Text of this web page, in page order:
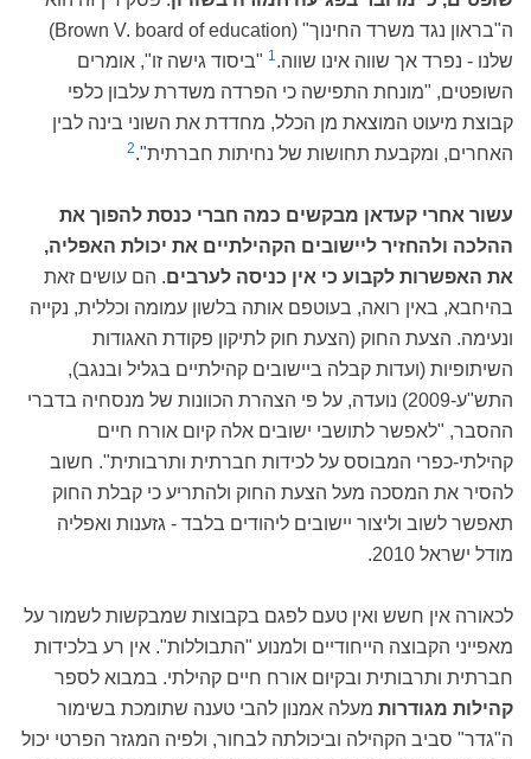
ה"בראון נגד משרד החינוך" (Brown V. board of education)
שלנו - נפרד אך שווה אינו שווה.1 "ביסוד גישה זו", אומרים
השופטים, "מונחת התפישה כי הפרדה משדרת עלבון כלפי
קבוצת מיעוט המוצאת מן הכלל, מחדדת את השוני בינה לבין
האחרים, ומקבעת תחושות של נחיתות חברתית".2
עשור אחרי קעדאן מבקשים כמה חברי כנסת להפוך את
ההלכה ולהחזיר ליישובים הקהילתיים את יכולת האפליה,
את האפשרות לקבוע כי אין כניסה לערבים. הם עושים זאת
בהיחבא, באין רואה, בעוטפם אותה בלשון עמומה וכללית, נקייה
ונעימה. הצעת החוק (הצעת חוק לתיקון פקודת האגודות
השיתופיות (ועדות קבלה ביישובים קהילתיים בגליל ובנגב),
התש"ע-2009) נועדה, על פי הצהרת הכוונות של מנסחיה בדברי
ההסבר, "לאפשר לתושבי ישובים אלה קיום אורח חיים
קהילתי-כפרי המבוסס על לכידות חברתית ותרבותית". חשוב
להסיר את המסכה מעל הצעת החוק ולהתריע כי קבלת החוק
תאפשר לשוב וליצור יישובים ליהודים בלבד - גזענות ואפליה
מודל ישראל 2010.
לכאורה אין חשש ואין טעם לפגם בקבוצות שמבקשות לשמור על
מאפייני הקבוצה הייחודיים ולמנוע "התבוללות". אין רע בלכידות
חברתית ותרבותית ובקיום אורח חיים קהילתי. במבוא לספר
קהילות מגודרות מעלה אמנון להבי טענה שתומכת בשימור
ה"גדר" סביב הקהילה וביכולתה לבחור, ולפיה המגזר הפרטי יכול